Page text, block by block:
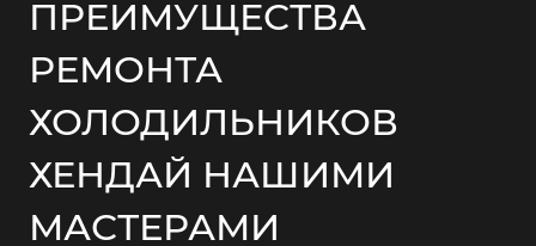
ПРЕИМУЩЕСТВА
РЕМОНТА
ХОЛОДИЛЬНИКОВ
ХЕНДАЙ НАШИМИ
МАСТЕРАМИ